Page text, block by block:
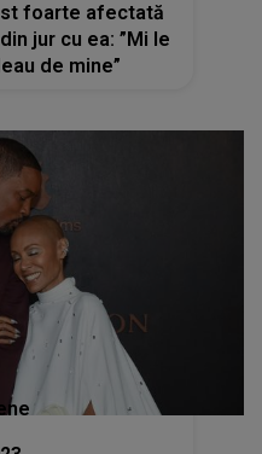
foarte afectată
jur cu ea: ”Mi le
de mine”